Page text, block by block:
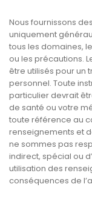
Nous fournissons
uniquement
tous les domaines,
ou les précautions.
être utilisés pour un
personnel. Toute
particulier devrait
de santé ou votre
toute référence au
renseignements et
ne sommes pas
indirect, spécial ou
utilisation des
conséquences de